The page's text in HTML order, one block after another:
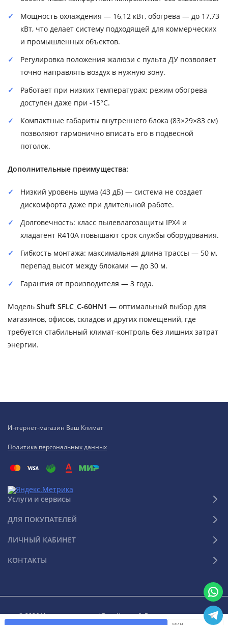
Мощность охлаждения — 16,12 кВт, обогрева — до 17,73
кВт, что делает систему подходящей для коммерческих
и промышленных объектов.
Регулировка положения жалюзи с пульта ДУ позволяет
точно направлять воздух в нужную зону.
Работает при низких температурах: режим обогрева
доступен даже при -15°C.
Компактные габариты внутреннего блока (83×29×83 см)
позволяют гармонично вписать его в подвесной
потолок.
Дополнительные преимущества:
Низкий уровень шума (43 дБ) — система не создает
дискомфорта даже при длительной работе.
Долговечность: класс пылевлагозащиты IPX4 и
хладагент R410A повышают срок службы оборудования.
Гибкость монтажа: максимальная длина трассы — 50 м,
перепад высот между блоками — до 30 м.
Гарантия от производителя — 3 года.
Модель Shuft SFLC_C-60HN1 — оптимальный выбор для
магазинов, офисов, складов и других помещений, где
требуется стабильный климат-контроль без лишних затрат
энергии.
Интернет-магазин Ваш Климат
Политика персональных данных
Услуги и сервисы
ДЛЯ ПОКУПАТЕЛЕЙ
ЛИЧНЫЙ КАБИНЕТ
КОНТАКТЫ
© 2026 Интернет-магазин "Ваш Климат". Все права защищены